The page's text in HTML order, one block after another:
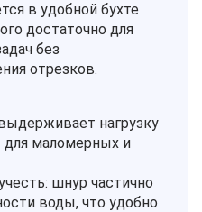
в удобной бухте
достаточно для
без
отрезков.
нагрузку
для маломерных и
шнур частично
воды, что удобно